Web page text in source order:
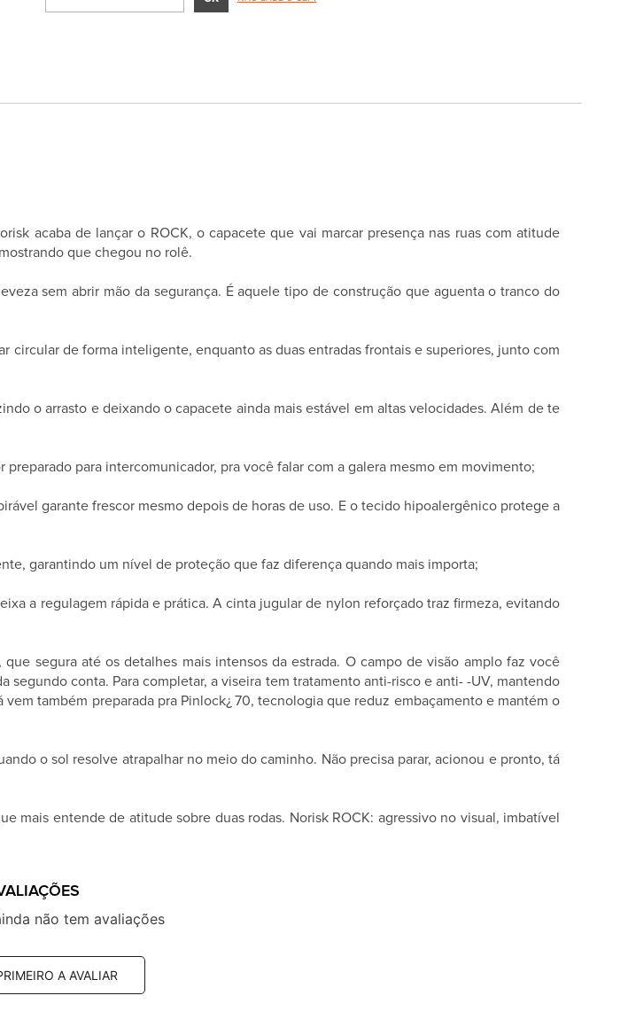
acaba de lançar o ROCK, o capacete que vai marcar presença nas ruas com atitude
que chegou no rolê.
sem abrir mão da segurança. É aquele tipo de construção que aguenta o tranco do
circular de forma inteligente, enquanto as duas entradas frontais e superiores, junto com
o arrasto e deixando o capacete ainda mais estável em altas velocidades. Além de te
preparado para intercomunicador, pra você falar com a galera mesmo em movimento;
garante frescor mesmo depois de horas de uso. E o tecido hipoalergênico protege a
garantindo um nível de proteção que faz diferença quando mais importa;
a regulagem rápida e prática. A cinta jugular de nylon reforçado traz firmeza, evitando
segura até os detalhes mais intensos da estrada. O campo de visão amplo faz você
conta. Para completar, a viseira tem tratamento anti-risco e anti- -UV, mantendo
também preparada pra Pinlock¿ 70, tecnologia que reduz embaçamento e mantém o
o sol resolve atrapalhar no meio do caminho. Não precisa parar, acionou e pronto, tá
mais entende de atitude sobre duas rodas. Norisk ROCK: agressivo no visual, imbatível
não tem avaliações
A AVALIAR